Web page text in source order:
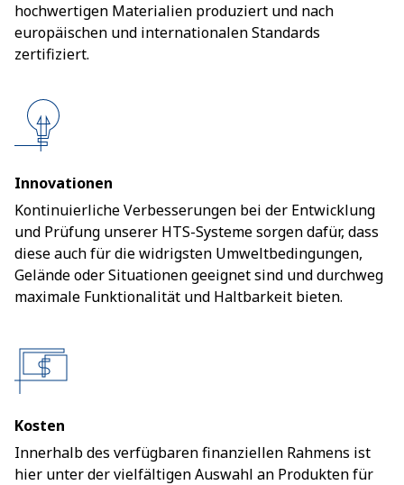
hochwertigen Materialien produziert und nach
europäischen und internationalen Standards
zertifiziert.
Innovationen
Kontinuierliche Verbesserungen bei der Entwicklung
und Prüfung unserer HTS-Systeme sorgen dafür, dass
diese auch für die widrigsten Umweltbedingungen,
Gelände oder Situationen geeignet sind und durchweg
maximale Funktionalität und Haltbarkeit bieten.
Kosten
Innerhalb des verfügbaren finanziellen Rahmens ist
hier unter der vielfältigen Auswahl an Produkten für